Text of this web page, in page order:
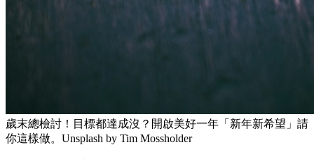
歲末總檢討！目標都達成沒？開啟美好一年「新年新希望」請
你這樣做。Unsplash by Tim Mossholder